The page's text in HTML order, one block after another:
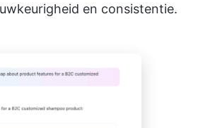
en consistentie.